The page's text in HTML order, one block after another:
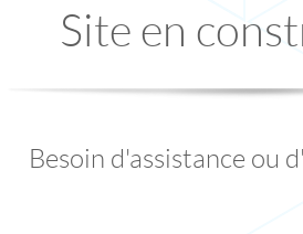
Site en
Besoin d'assistance ou